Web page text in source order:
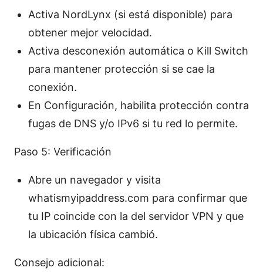
Activa NordLynx (si está disponible) para
obtener mejor velocidad.
Activa desconexión automática o Kill Switch
para mantener protección si se cae la
conexión.
En Configuración, habilita protección contra
fugas de DNS y/o IPv6 si tu red lo permite.
Paso 5: Verificación
Abre un navegador y visita
whatismyipaddress.com para confirmar que
tu IP coincide con la del servidor VPN y que
la ubicación física cambió.
Consejo adicional: